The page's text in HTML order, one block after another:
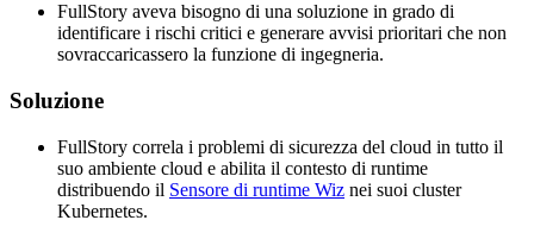
FullStory aveva bisogno di una soluzione in grado di
identificare i rischi critici e generare avvisi prioritari che non
sovraccaricassero la funzione di ingegneria.
Soluzione
FullStory correla i problemi di sicurezza del cloud in tutto il
suo ambiente cloud e abilita il contesto di runtime
distribuendo il Sensore di runtime Wiz nei suoi cluster
Kubernetes.